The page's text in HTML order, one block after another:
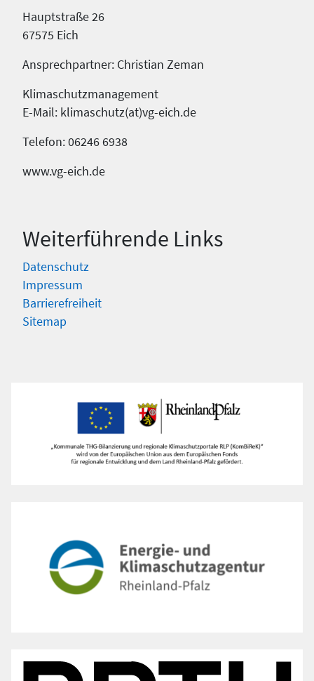
Hauptstraße 26
67575 Eich
Ansprechpartner: Christian Zeman
Klimaschutzmanagement
E-Mail: klimaschutz(at)vg-eich.de
Telefon: 06246 6938
www.vg-eich.de
Weiterführende Links
Datenschutz
Impressum
Barrierefreiheit
Sitemap